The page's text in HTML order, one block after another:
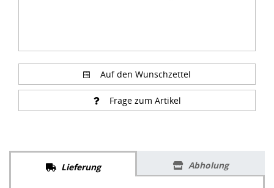
Auf den Wunschzettel
Frage zum Artikel
Lieferung Abholung